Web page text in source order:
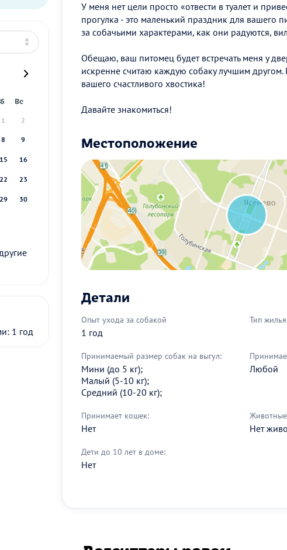
Вс
1 2
8 9
15 16
22 23
29 30
1 год
У меня нет цели просто «отвести в туалет и
прогулка - это маленький праздник для вашего
за собачьими характерами, как они радуются,
Обещаю, ваш питомец будет встречать меня у
искренне считаю каждую собаку лучшим
вашего счастливого хвостика!
Давайте знакомиться!
Местоположение
Детали
Опыт ухода за собакой
1 год
Тип
Принимаемый размер собак на выгул:
Мини (до 5 кг);
Малый (5-10 кг);
Средний (10-20 кг);
Любой
Принимает кошек:
Нет
Животные
Нет
Дети до 10 лет в доме:
Нет